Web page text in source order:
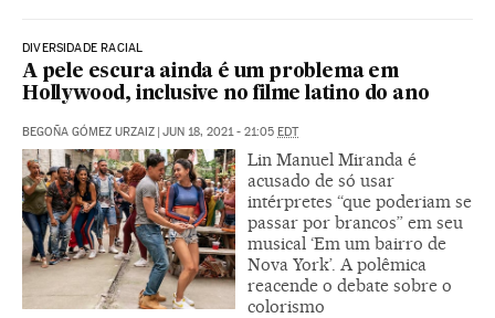
DIVERSIDADE RACIAL
A pele escura ainda é um problema em
Hollywood, inclusive no filme latino do ano
BEGOÑA GÓMEZ URZAIZ | JUN 18, 2021 - 21:05 EDT
Lin Manuel Miranda é
acusado de só usar
intérpretes “que poderiam se
passar por brancos” em seu
musical ‘Em um bairro de
Nova York’. A polêmica
reacende o debate sobre o
colorismo